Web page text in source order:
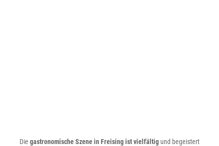
Die gastronomische Szene in Freising ist vielfältig und begeistert